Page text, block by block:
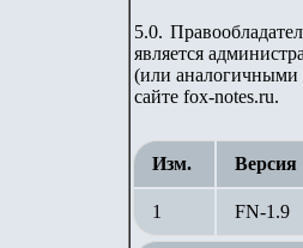
5.0.
является
(или аналогичными
сайте fox-notes.ru.
Изм. Версия
1 FN-1.9